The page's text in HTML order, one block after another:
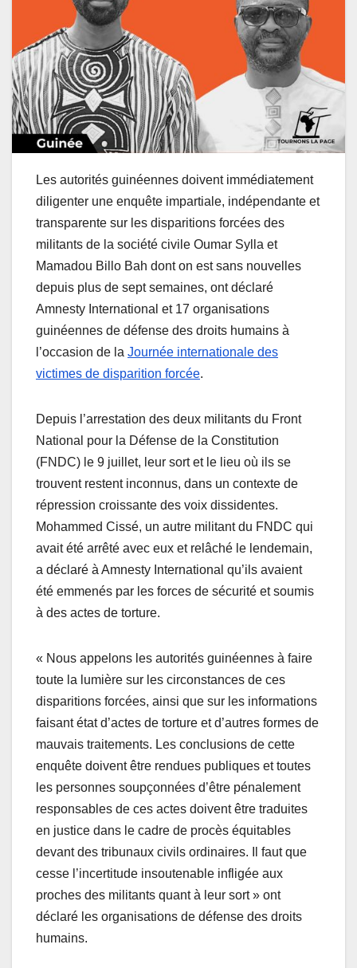
Les autorités guinéennes doivent immédiatement
diligenter une enquête impartiale, indépendante et
transparente sur les disparitions forcées des
militants de la société civile Oumar Sylla et
Mamadou Billo Bah dont on est sans nouvelles
depuis plus de sept semaines, ont déclaré
Amnesty International et 17 organisations
guinéennes de défense des droits humains à
l’occasion de la Journée internationale des
victimes de disparition forcée.
Depuis l’arrestation des deux militants du Front
National pour la Défense de la Constitution
(FNDC) le 9 juillet, leur sort et le lieu où ils se
trouvent restent inconnus, dans un contexte de
répression croissante des voix dissidentes.
Mohammed Cissé, un autre militant du FNDC qui
avait été arrêté avec eux et relâché le lendemain,
a déclaré à Amnesty International qu’ils avaient
été emmenés par les forces de sécurité et soumis
à des actes de torture.
« Nous appelons les autorités guinéennes à faire
toute la lumière sur les circonstances de ces
disparitions forcées, ainsi que sur les informations
faisant état d’actes de torture et d’autres formes de
mauvais traitements. Les conclusions de cette
enquête doivent être rendues publiques et toutes
les personnes soupçonnées d’être pénalement
responsables de ces actes doivent être traduites
en justice dans le cadre de procès équitables
devant des tribunaux civils ordinaires. Il faut que
cesse l’incertitude insoutenable infligée aux
proches des militants quant à leur sort » ont
déclaré les organisations de défense des droits
humains.